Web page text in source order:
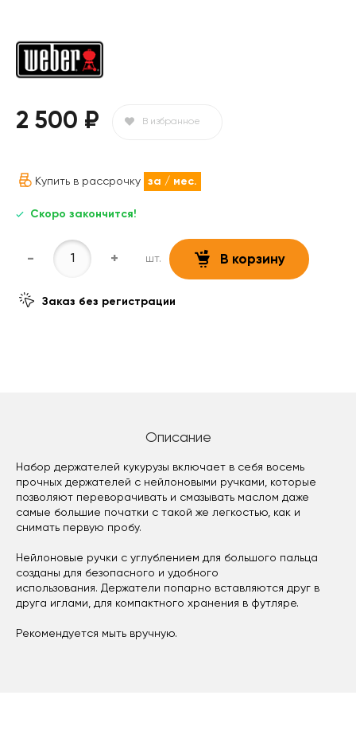
2 500 ₽ В избранное
Купить в рассрочку за / мес.
Скоро закончится!
- + шт. В корзину
Заказ без регистрации
Описание
Набор держателей кукурузы включает в себя восемь
прочных держателей с нейлоновыми ручками, которые
позволяют переворачивать и смазывать маслом даже
самые большие початки с такой же легкостью, как и
снимать первую пробу.
Нейлоновые ручки с углублением для большого пальца
созданы для безопасного и удобного
использования. Держатели попарно вставляются друг в
друга иглами, для компактного хранения в футляре.
Рекомендуется мыть вручную.